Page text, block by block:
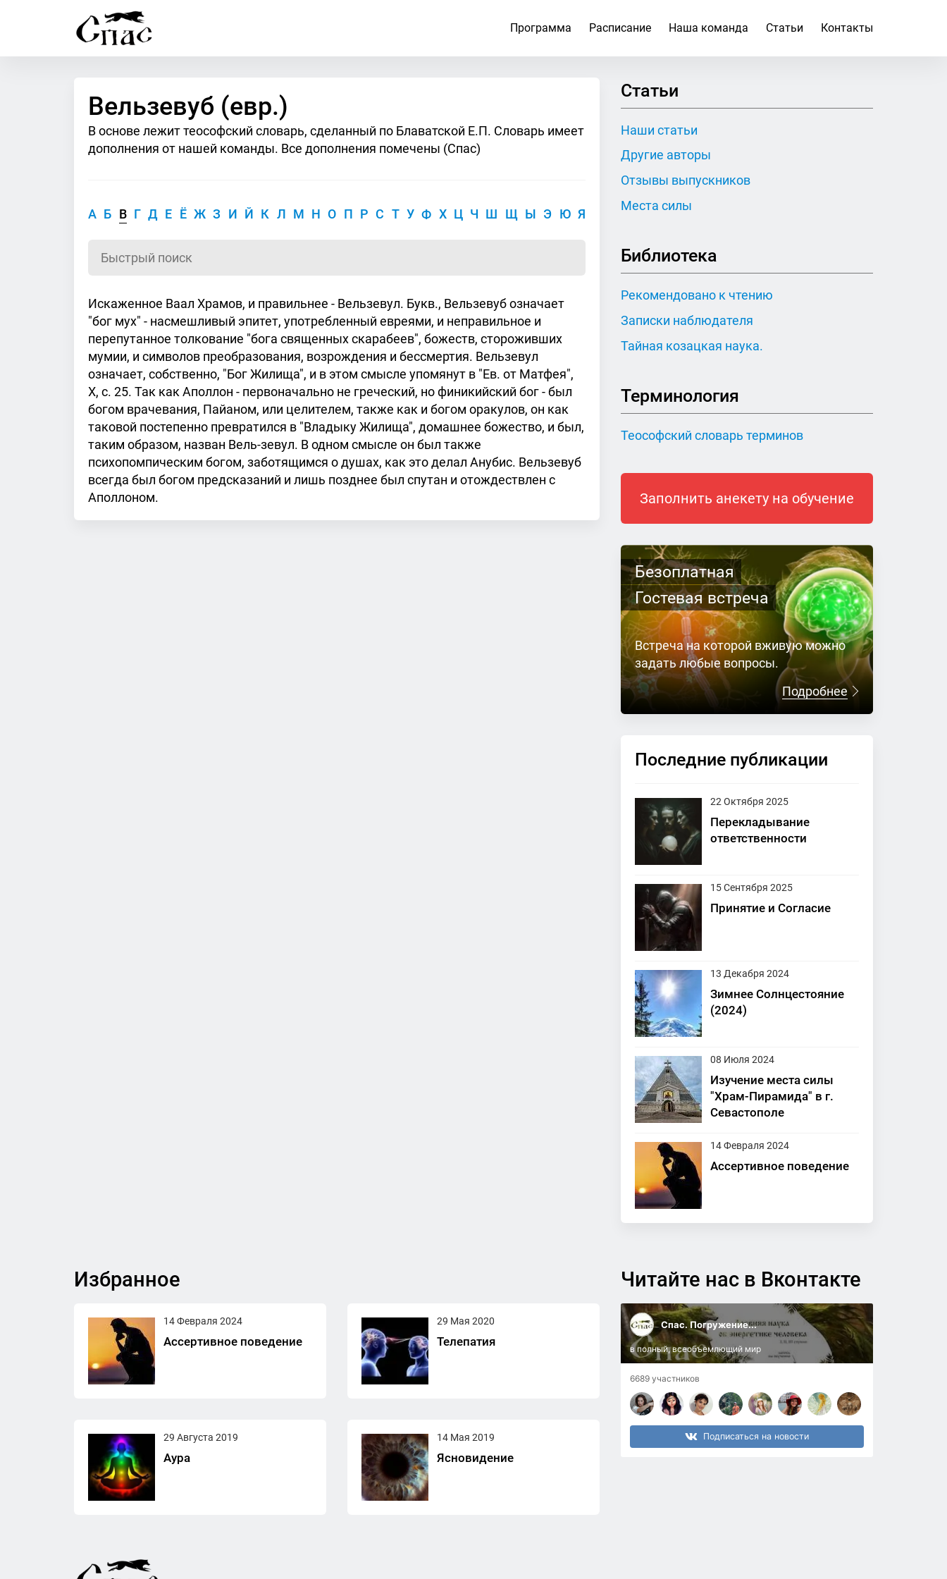
Программа Расписание Наша команда Статьи Контакты
Вельзевуб (евр.)
В основе лежит теософский словарь, сделанный по Блаватской Е.П. Словарь имеет
дополнения от нашей команды. Все дополнения помечены (Спас)
А Б В Г Д Е Ё Ж З И Й К Л М Н О П Р С Т У Ф Х Ц Ч Ш Щ Ы Э Ю Я
Искаженное Ваал Храмов, и правильнее - Вельзевул. Букв., Вельзевуб означает
"бог мух" - насмешливый эпитет, употребленный евреями, и неправильное и
перепутанное толкование "бога священных скарабеев", божеств, стороживших
мумии, и символов преобразования, возрождения и бессмертия. Вельзевул
означает, собственно, "Бог Жилища", и в этом смысле упомянут в "Ев. от Матфея",
X, с. 25. Так как Аполлон - первоначально не греческий, но финикийский бог - был
богом врачевания, Пайаном, или целителем, также как и богом оракулов, он как
таковой постепенно превратился в "Владыку Жилища", домашнее божество, и был,
таким образом, назван Вель-зевул. В одном смысле он был также
психопомпическим богом, заботящимся о душах, как это делал Анубис. Вельзевуб
всегда был богом предсказаний и лишь позднее был спутан и отождествлен с
Аполлоном.
Статьи
Наши статьи
Другие авторы
Отзывы выпускников
Места силы
Библиотека
Рекомендовано к чтению
Записки наблюдателя
Тайная козацкая наука.
Терминология
Теософский словарь терминов
Заполнить анекету на обучение
Безоплатная
Гостевая встреча
Встреча на которой вживую можно
задать любые вопросы.
Подробнее
Последние публикации
22 Октября 2025
Перекладывание
ответственности
15 Сентября 2025
Принятие и Согласие
13 Декабря 2024
Зимнее Солнцестояние
(2024)
08 Июля 2024
Изучение места силы
"Храм-Пирамида" в г.
Севастополе
14 Февраля 2024
Ассертивное поведение
Избранное
14 Февраля 2024
Ассертивное поведение
29 Мая 2020
Телепатия
29 Августа 2019
Аура
14 Мая 2019
Ясновидение
Читайте нас в Вконтакте
Спас. Погружение...
в полный, всеобъемлющий мир
6689 участников
Подписаться на новости